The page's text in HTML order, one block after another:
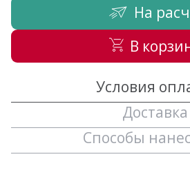
На
В
Условия
Доставка
Способы